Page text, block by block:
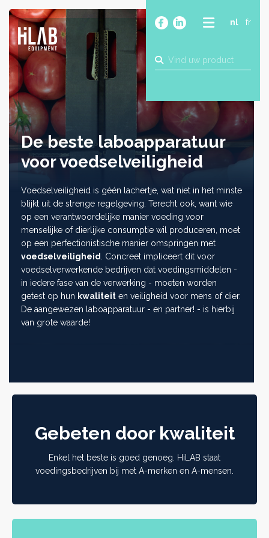
nl fr
PRODUCTEN
BLOG
CONTACT
BOUW
INDUSTRIE
FARMA
De beste laboapparatuur
voor voedselveiligheid
Voedselveiligheid is géén lachertje, wat niet in het minste
blijkt uit de strenge regelgeving. Terecht ook, want wie
op een verantwoordelijke manier voeding voor
menselijke of dierlijke consumptie wil produceren, moet
op een perfectionistische manier omspringen met
voedselveiligheid
. Concreet impliceert dit voor
voedselverwerkende bedrijven dat voedingsmiddelen -
in iedere fase van de verwerking - moeten worden
getest op hun kwaliteit en veiligheid voor mens of dier.
De aangewezen laboapparatuur - en partner! - is hierbij
van grote waarde!
Gebeten door kwaliteit
Enkel het beste is goed genoeg. HiLAB staat
voedingsbedrijven bij met A-merken en A-mensen.